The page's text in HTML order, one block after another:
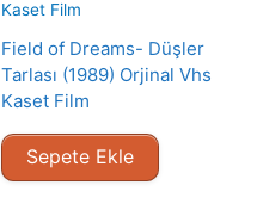
Field of Dreams- Düşler
Tarlası (1989) Orjinal Vhs
Kaset Film
Sepete Ekle